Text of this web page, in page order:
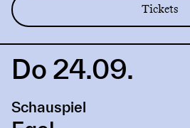
Tickets
Link
Egal
Do 24.09.
Schauspiel